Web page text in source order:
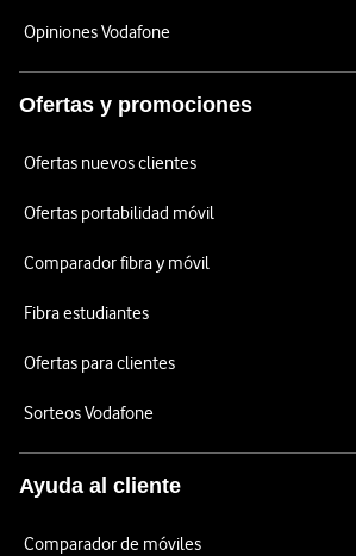
Opiniones Vodafone
Ofertas y promociones
Ofertas nuevos clientes
Ofertas portabilidad móvil
Comparador fibra y móvil
Fibra estudiantes
Ofertas para clientes
Sorteos Vodafone
Ayuda al cliente
Comparador de móviles